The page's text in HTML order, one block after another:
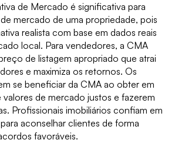
de Mercado é significativa para
mercado de uma propriedade, pois
realista com base em dados reais
local. Para vendedores, a CMA
de listagem apropriado que atrai
e maximiza os retornos. Os
se beneficiar da CMA ao obter em
de mercado justos e fazerem
Profissionais imobiliários confiam em
aconselhar clientes de forma
favoráveis.